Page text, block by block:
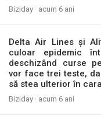
Biziday · acum 6 ani
Delta Air Lines și
culoar epidemic
deschizând curse
vor face trei teste,
să stea ulterior în
Biziday · acum 6 ani